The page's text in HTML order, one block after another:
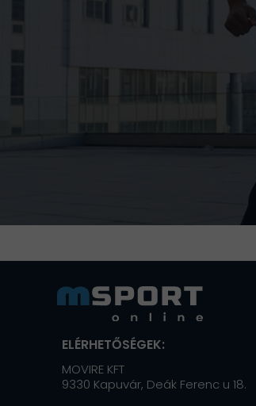
ELÉRHETŐSÉGEK:
MOVIRE KFT
9330 Kapuvár, Deák Ferenc u 18.